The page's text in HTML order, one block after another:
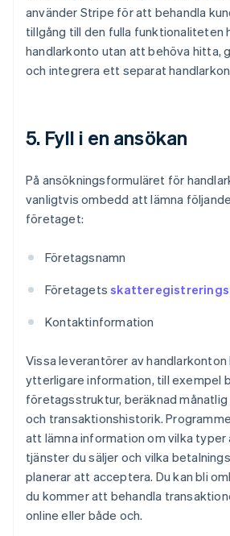
använder Stripe för att behandla
tillgång till den fulla
handlarkonto utan att behöva hitta,
och integrera ett separat
5. Fyll i en ansökan
På ansökningsformuläret för
vanligtvis ombedd att lämna
företaget:
Företagsnamn
Företagets
Kontaktinformation
Vissa leverantörer av handlarkonton
ytterligare information, till exempel
företagsstruktur, beräknad
och transaktionshistorik.
att lämna information om vilka
tjänster du säljer och vilka
planerar att acceptera. Du kan bli
du kommer att behandla
online eller både och.